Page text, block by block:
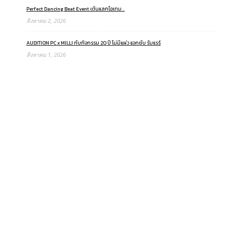
Perfect Dancing Beat Event เต้นแลกไอเทม ..
สิงหาคม 2, 2026
AUDITION PC x MILLI กับกิจกรรม 20 ปี ไม่มีแผ่ว แจกยับ รับแรร์
สิงหาคม 1, 2026